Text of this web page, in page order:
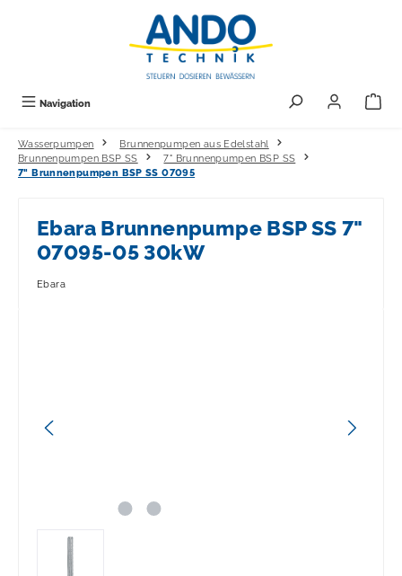
Navigation
Wasserpumpen
Brunnenpumpen aus Edelstahl
Brunnenpumpen BSP SS
7" Brunnenpumpen BSP SS
7" Brunnenpumpen BSP SS 07095
Ebara Brunnenpumpe BSP SS 7"
07095-05 30kW
Ebara